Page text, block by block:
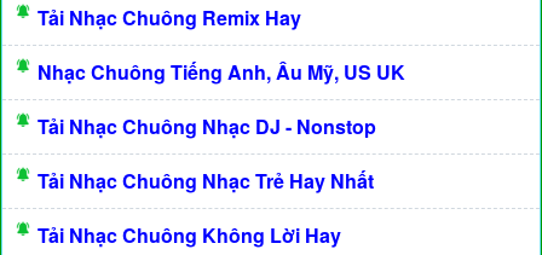
Tải Nhạc Chuông Remix Hay
Nhạc Chuông Tiếng Anh, Âu Mỹ, US UK
Tải Nhạc Chuông Nhạc DJ - Nonstop
Tải Nhạc Chuông Nhạc Trẻ Hay Nhất
Tải Nhạc Chuông Không Lời Hay